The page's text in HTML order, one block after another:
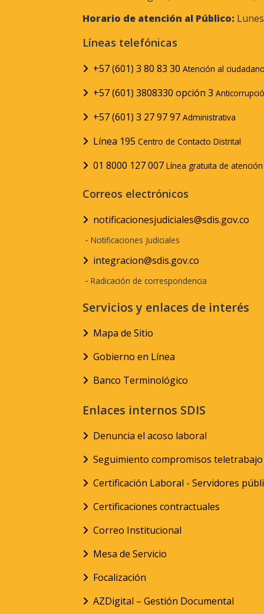
Horario de atención al Público:
Líneas telefónicas
+57 (601) 3 80 83 30 Atención al
+57 (601) 3808330 opción 3
+57 (601) 3 27 97 97 Administrativa
Línea 195 Centro de Contacto Distrital
01 8000 127 007 Línea gratuita de
Correos electrónicos
notificacionesjudiciales@sdis.gov.co
- Notificaciones Judiciales
integracion@sdis.gov.co
- Radicación de correspondencia
Servicios y enlaces de interés
Mapa de Sitio
Gobierno en Línea
Banco Terminológico
Enlaces internos SDIS
Denuncia el acoso laboral
Seguimiento compromisos teletrabajo
Certificación Laboral - Servidores
Certificaciones contractuales
Correo Institucional
Mesa de Servicio
Focalización
AZDigital – Gestión Documental